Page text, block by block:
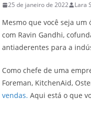
25 de janeiro de 2022 Lara
Mesmo que você seja
com Ravin Gandhi,
antiaderentes para a
Como chefe de uma
Foreman, KitchenAid,
vendas. Aqui está o que